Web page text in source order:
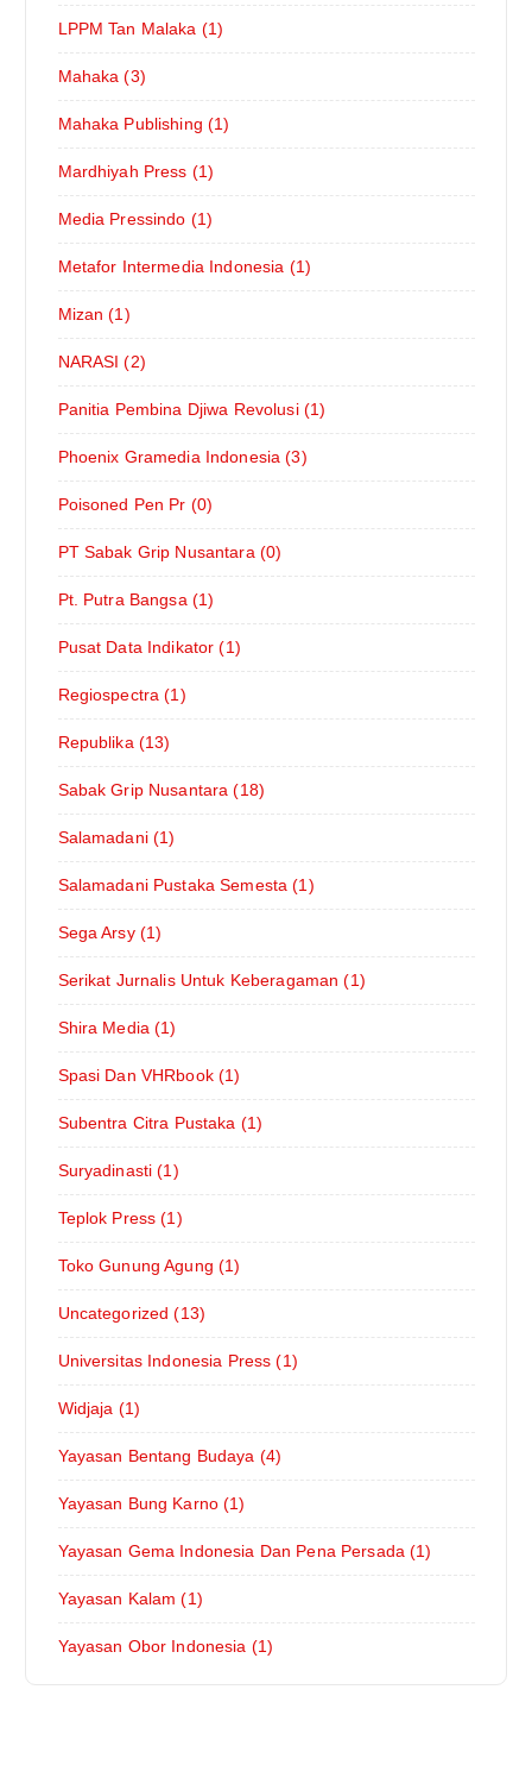
LPPM Tan Malaka (1)
Mahaka (3)
Mahaka Publishing (1)
Mardhiyah Press (1)
Media Pressindo (1)
Metafor Intermedia Indonesia (1)
Mizan (1)
NARASI (2)
Panitia Pembina Djiwa Revolusi (1)
Phoenix Gramedia Indonesia (3)
Poisoned Pen Pr (0)
PT Sabak Grip Nusantara (0)
Pt. Putra Bangsa (1)
Pusat Data Indikator (1)
Regiospectra (1)
Republika (13)
Sabak Grip Nusantara (18)
Salamadani (1)
Salamadani Pustaka Semesta (1)
Sega Arsy (1)
Serikat Jurnalis Untuk Keberagaman (1)
Shira Media (1)
Spasi Dan VHRbook (1)
Subentra Citra Pustaka (1)
Suryadinasti (1)
Teplok Press (1)
Toko Gunung Agung (1)
Uncategorized (13)
Universitas Indonesia Press (1)
Widjaja (1)
Yayasan Bentang Budaya (4)
Yayasan Bung Karno (1)
Yayasan Gema Indonesia Dan Pena Persada (1)
Yayasan Kalam (1)
Yayasan Obor Indonesia (1)